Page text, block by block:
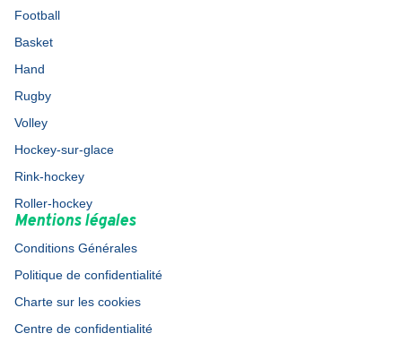
Football
Basket
Hand
Rugby
Volley
Hockey-sur-glace
Rink-hockey
Roller-hockey
Mentions légales
Conditions Générales
Politique de confidentialité
Charte sur les cookies
Centre de confidentialité